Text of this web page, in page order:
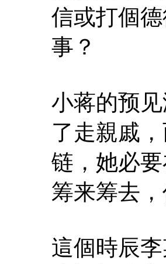
信或打個
事？
小蒋的预
了走親戚
链，她必
筹来筹去
這個時辰